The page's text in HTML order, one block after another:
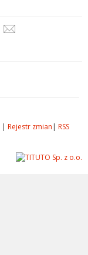
| Rejestr zmian | RSS